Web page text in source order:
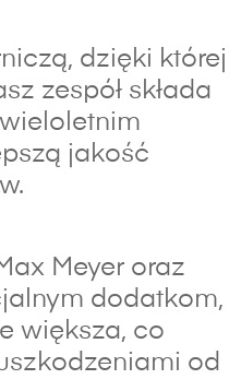
dzięki której
zespół składa
jakość
Meyer oraz
dodatkom,
większa, co
od